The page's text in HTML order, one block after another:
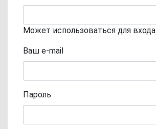
Может использоваться для входа
Ваш e-mail
Пароль